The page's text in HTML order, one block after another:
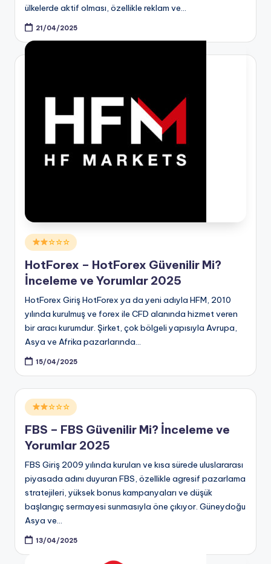
ülkelerde aktif olması, özellikle reklam ve…
21/04/2025
Posted
in
☆☆☆
HotForex – HotForex Güvenilir Mi?
İnceleme ve Yorumlar 2025
HotForex Giriş HotForex ya da yeni adıyla HFM, 2010
yılında kurulmuş ve forex ile CFD alanında hizmet veren
bir aracı kurumdur. Şirket, çok bölgeli yapısıyla Avrupa,
Asya ve Afrika pazarlarında…
15/04/2025
Posted
in
☆☆☆
FBS – FBS Güvenilir Mi? İnceleme ve
Yorumlar 2025
FBS Giriş 2009 yılında kurulan ve kısa sürede uluslararası
piyasada adını duyuran FBS, özellikle agresif pazarlama
stratejileri, yüksek bonus kampanyaları ve düşük
başlangıç sermayesi sunmasıyla öne çıkıyor. Güneydoğu
Asya ve…
13/04/2025